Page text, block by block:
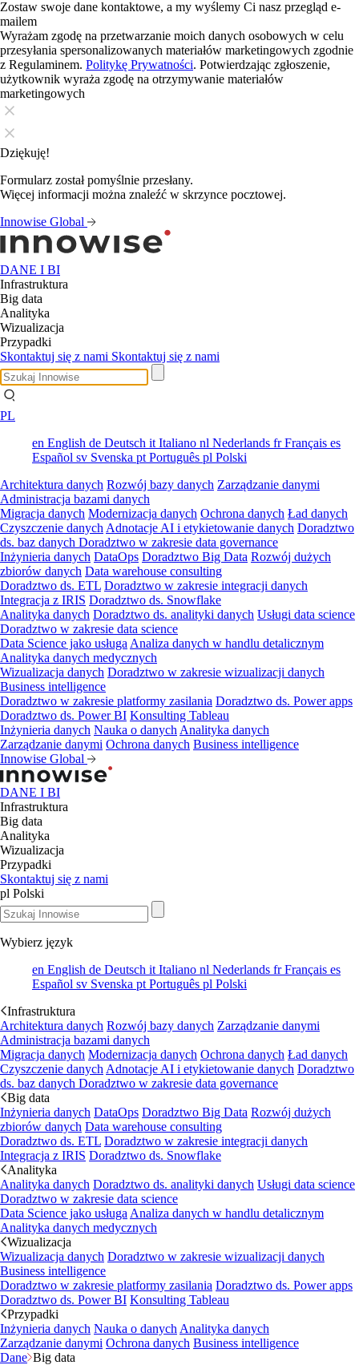
Zostaw swoje dane kontaktowe, a my wyślemy Ci nasz przegląd e-
mailem
Wyrażam zgodę na przetwarzanie moich danych osobowych w celu
przesyłania spersonalizowanych materiałów marketingowych zgodnie
z Regulaminem. Politykę Prywatności. Potwierdzając zgłoszenie,
użytkownik wyraża zgodę na otrzymywanie materiałów
marketingowych
Dziękuję!
Formularz został pomyślnie przesłany.
Więcej informacji można znaleźć w skrzynce pocztowej.
Innowise Global
DANE I BI
Infrastruktura
Big data
Analityka
Wizualizacja
Przypadki
Skontaktuj się z nami Skontaktuj się z nami
PL
en English de Deutsch it Italiano nl Nederlands frFrançais es
Español sv Svenska pt Português pl Polski
Architektura danych Rozwój bazy danych Zarządzanie danymi
Administracja bazami danych
Migracja danych Modernizacja danych Ochrona danych Ład danych
Czyszczenie danych Adnotacje AI i etykietowanie danych Doradztwo
ds. baz danych Doradztwo w zakresie data governance
Inżynieria danych DataOps Doradztwo Big Data Rozwój dużych
zbiorów danych Data warehouse consulting
Doradztwo ds. ETL Doradztwo w zakresie integracji danych
Integracja z IRIS Doradztwo ds. Snowflake
Analityka danych Doradztwo ds. analityki danych Usługi data science
Doradztwo w zakresie data science
Data Science jako usługa Analiza danych w handlu detalicznym
Analityka danych medycznych
Wizualizacja danych Doradztwo w zakresie wizualizacji danych
Business intelligence
Doradztwo w zakresie platformy zasilania Doradztwo ds. Power apps
Doradztwo ds. Power BI Konsulting Tableau
Inżynieria danych Nauka o danych Analityka danych
Zarządzanie danymi Ochrona danych Business intelligence
Innowise Global
DANE I BI
Infrastruktura
Big data
Analityka
Wizualizacja
Przypadki
Skontaktuj się z nami
pl Polski
Wybierz język
en English de Deutsch it Italiano nl Nederlands frFrançais es
Español sv Svenska pt Português pl Polski
Infrastruktura
Architektura danych Rozwój bazy danych Zarządzanie danymi
Administracja bazami danych
Migracja danych Modernizacja danych Ochrona danych Ład danych
Czyszczenie danych Adnotacje AI i etykietowanie danych Doradztwo
ds. baz danych Doradztwo w zakresie data governance
Big data
Inżynieria danych DataOps Doradztwo Big Data Rozwój dużych
zbiorów danych Data warehouse consulting
Doradztwo ds. ETL Doradztwo w zakresie integracji danych
Integracja z IRIS Doradztwo ds. Snowflake
Analityka
Analityka danych Doradztwo ds. analityki danych Usługi data science
Doradztwo w zakresie data science
Data Science jako usługa Analiza danych w handlu detalicznym
Analityka danych medycznych
Wizualizacja
Wizualizacja danych Doradztwo w zakresie wizualizacji danych
Business intelligence
Doradztwo w zakresie platformy zasilania Doradztwo ds. Power apps
Doradztwo ds. Power BI Konsulting Tableau
Przypadki
Inżynieria danych Nauka o danych Analityka danych
Zarządzanie danymi Ochrona danych Business intelligence
Dane Big data